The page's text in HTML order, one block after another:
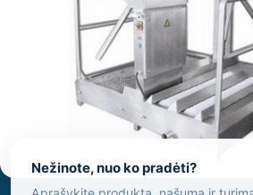
Nežinote, nuo ko pradėti?